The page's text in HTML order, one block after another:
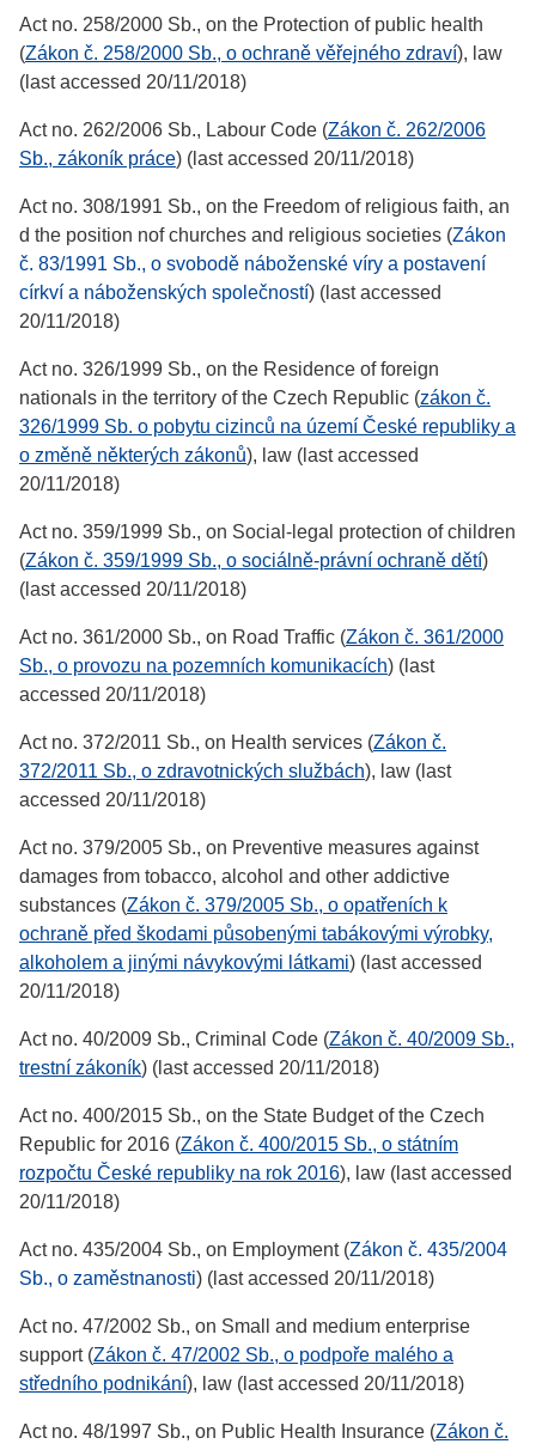
Act no. 258/2000 Sb., on the Protection of public health
(Zákon č. 258/2000 Sb., o ochraně věřejného zdraví), law
(last accessed 20/11/2018)
Act no. 262/2006 Sb., Labour Code (Zákon č. 262/2006
Sb., zákoník práce) (last accessed 20/11/2018)
Act no. 308/1991 Sb., on the Freedom of religious faith, an
d the position nof churches and religious societies (Zákon
č. 83/1991 Sb., o svobodě náboženské víry a postavení
církví a náboženských společností) (last accessed
20/11/2018)
Act no. 326/1999 Sb., on the Residence of foreign
nationals in the territory of the Czech Republic (zákon č.
326/1999 Sb. o pobytu cizinců na území České republiky a
o změně některých zákonů), law (last accessed
20/11/2018)
Act no. 359/1999 Sb., on Social-legal protection of children
(Zákon č. 359/1999 Sb., o sociálně-právní ochraně dětí)
(last accessed 20/11/2018)
Act no. 361/2000 Sb., on Road Traffic (Zákon č. 361/2000
Sb., o provozu na pozemních komunikacích) (last
accessed 20/11/2018)
Act no. 372/2011 Sb., on Health services (Zákon č.
372/2011 Sb., o zdravotnických službách), law (last
accessed 20/11/2018)
Act no. 379/2005 Sb., on Preventive measures against
damages from tobacco, alcohol and other addictive
substances (Zákon č. 379/2005 Sb., o opatřeních k
ochraně před škodami působenými tabákovými výrobky,
alkoholem a jinými návykovými látkami) (last accessed
20/11/2018)
Act no. 40/2009 Sb., Criminal Code (Zákon č. 40/2009 Sb.,
trestní zákoník) (last accessed 20/11/2018)
Act no. 400/2015 Sb., on the State Budget of the Czech
Republic for 2016 (Zákon č. 400/2015 Sb., o státním
rozpočtu České republiky na rok 2016), law (last accessed
20/11/2018)
Act no. 435/2004 Sb., on Employment (Zákon č. 435/2004
Sb., o zaměstnanosti) (last accessed 20/11/2018)
Act no. 47/2002 Sb., on Small and medium enterprise
support (Zákon č. 47/2002 Sb., o podpoře malého a
středního podnikání), law (last accessed 20/11/2018)
Act no. 48/1997 Sb., on Public Health Insurance (Zákon č.